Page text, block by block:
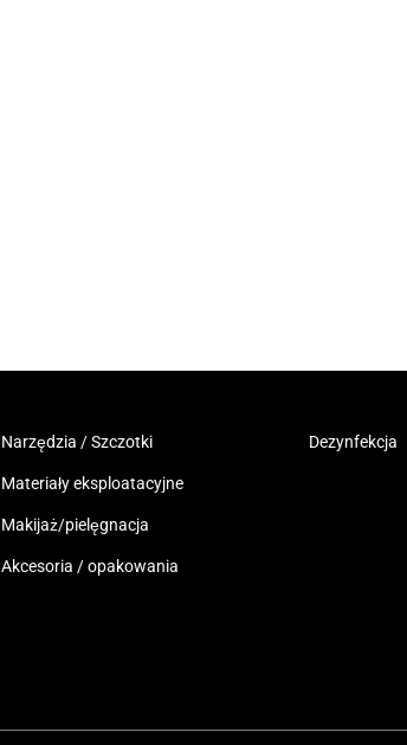
Narzędzia / Szczotki
Materiały eksploatacyjne
Makijaż/pielęgnacja
Akcesoria / opakowania
Dezynfekcja